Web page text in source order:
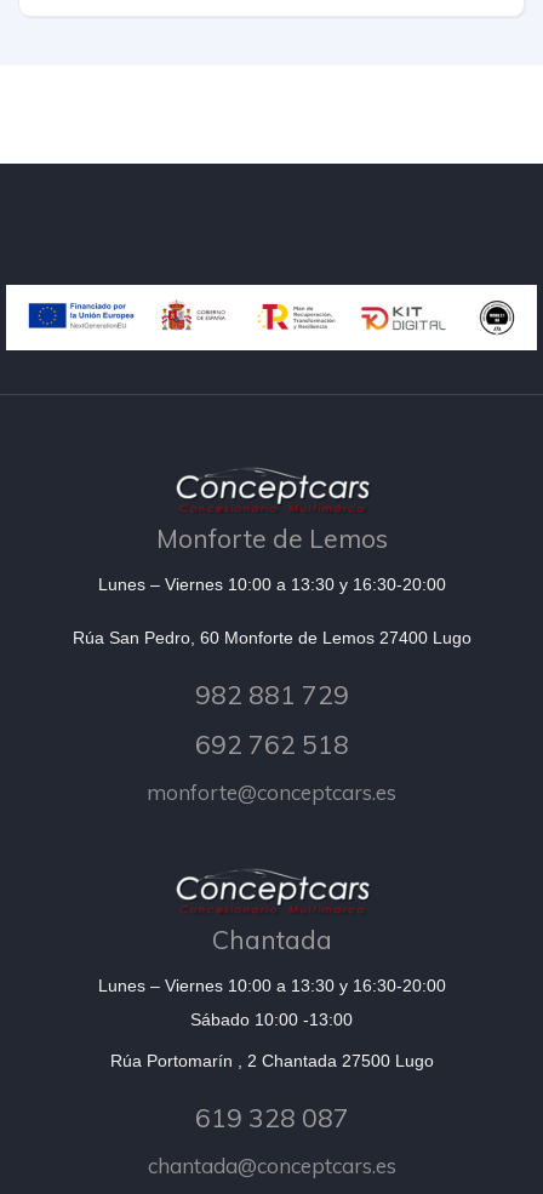
Monforte de Lemos
Lunes – Viernes 10:00 a 13:30 y 16:30-20:00
Rúa San Pedro, 60 Monforte de Lemos 27400 Lugo
982 881 729
692 762 518
monforte@conceptcars.es
Chantada
Lunes – Viernes 10:00 a 13:30 y 16:30-20:00
Sábado 10:00 -13:00
Rúa Portomarín , 2 Chantada 27500 Lugo
619 328 087
chantada@conceptcars.es